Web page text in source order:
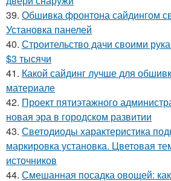
39. Обшивка фронтона сайдингом
Установка панелей
40. Строительство дачи своими
$3 тысячи
41. Какой сайдинг лучше для
материале
42. Проект пятиэтажного
новая эра в городском развитии
43. Светодиоды характеристика
маркировка установка. Цветовая
источников
44. Смешанная посадка овощей: как